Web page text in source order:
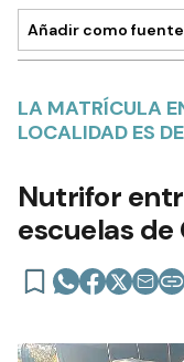
Añadir como
LA MATRÍCULA
LOCALIDAD ES
Nutrifor
escuelas de